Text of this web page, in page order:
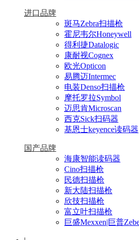
进口品牌
斑马Zebra扫描枪
霍尼韦尔Honeywell
得利捷Datalogic
康耐视Cognex
欧光Opticon
易腾迈Intermec
电装Denso扫描枪
摩托罗拉Symbol
迈思肯Microscan
西克Sick扫码器
基恩士keyence读码器
国产品牌
海康智能读码器
Cino扫描枪
民德扫描枪
新大陆扫描枪
欣技扫描枪
富立叶扫描枪
巨盛Mexxen|巨普